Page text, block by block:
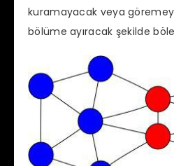
kuramayacak veya
bölüme ayıracak şekilde